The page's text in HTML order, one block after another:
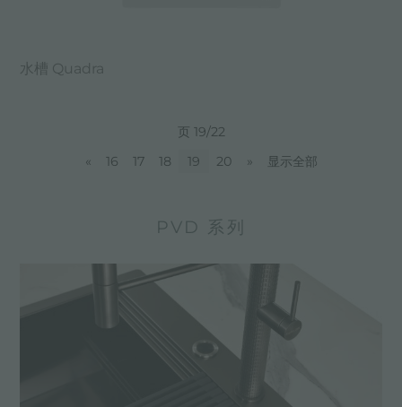
水槽 Quadra
页 19/22
«
16 17 18 19 20 » 显示全部
PVD 系列